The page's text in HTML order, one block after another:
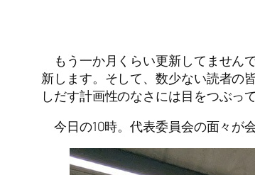
もう一か月くらい更新してません
新します。そして、数少ない読者の
しだす計画性のなさには目をつぶっ
今日の10時。代表委員会の面々が